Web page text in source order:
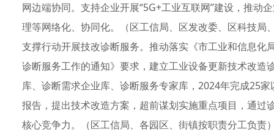
网边端协同。支持企业开展“5G+工业互联网”建设，推动
理等网络化、协同化。（区工信局、区发改委、区科技
支撑行动开展技改诊断服务。推动落实《市工业和信息
诊断服务工作的通知》要求，建立工业设备更新技术改
库、诊断需求企业库、诊断服务专家库，2024年完成25
报告，提出技术改造方案，超前谋划实施重点项目，通
核心竞争力。（区工信局、各园区、街镇按职责分工负